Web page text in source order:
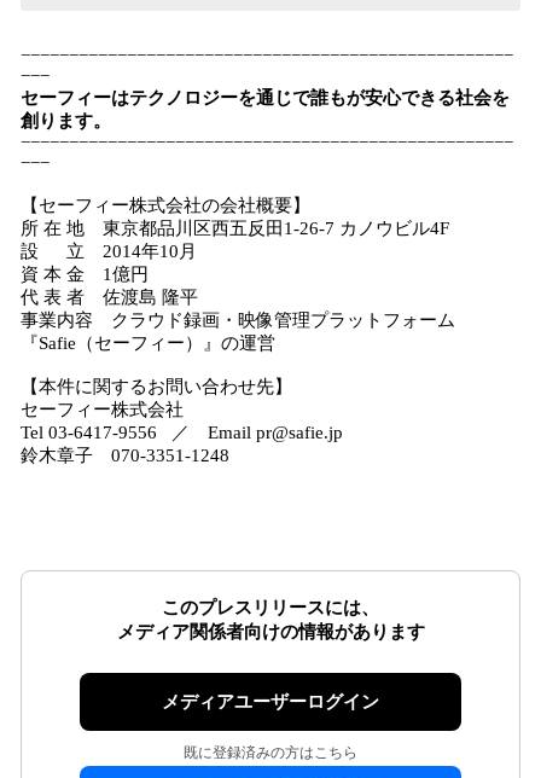
−−−−−−−−−−−−−−−−−−−−−−−−−−−−−−−−−−−−−−−−−−−−−−−−−−−
−−−
セーフィーはテクノロジーを通じで誰もが安心できる社会を
創ります。
−−−−−−−−−−−−−−−−−−−−−−−−−−−−−−−−−−−−−−−−−−−−−−−−−−−
−−−
【セーフィー株式会社の会社概要】
所 在 地 東京都品川区西五反田1-26-7 カノウビル4F
設 立 2014年10月
資 本 金 1億円
代 表 者 佐渡島 隆平
事業内容 クラウド録画・映像管理プラットフォーム
『Safie（セーフィー）』の運営
【本件に関するお問い合わせ先】
セーフィー株式会社
Tel 03-6417-9556 ／ Email pr@safie.jp
鈴木章子 070-3351-1248
このプレスリリースには、
メディア関係者向けの情報があります
メディアユーザーログイン
既に登録済みの方はこちら